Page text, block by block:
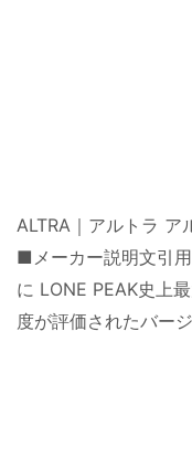
ALTRA｜アルトラ ア
■メーカー説明文引
に LONE PEAK史上
度が評価されたバー